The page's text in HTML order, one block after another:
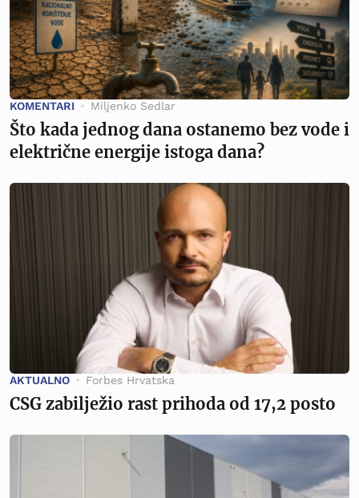
KOMENTARI Miljenko Sedlar
Što kada jednog dana ostanemo bez vode i
električne energije istoga dana?
AKTUALNO Forbes Hrvatska
CSG zabilježio rast prihoda od 17,2 posto